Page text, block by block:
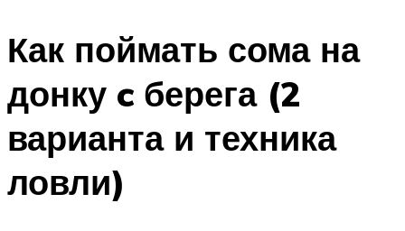
Как поймать сома на
донку c берега (2
варианта и техника
ловли)